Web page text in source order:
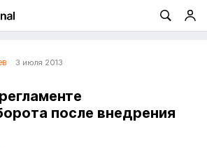
3 июля 2013
после внедрения